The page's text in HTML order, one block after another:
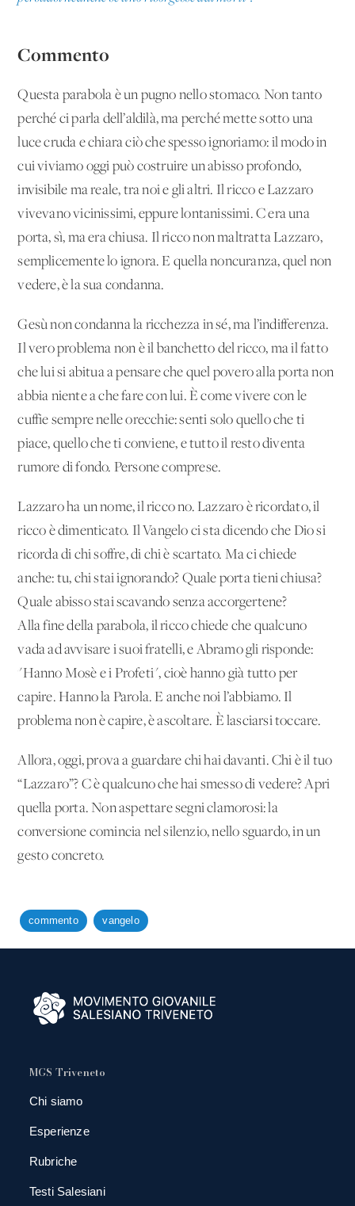
Commento
Questa parabola è un pugno nello stomaco. Non tanto
perché ci parla dell’aldilà, ma perché mette sotto una
luce cruda e chiara ciò che spesso ignoriamo: il modo in
cui viviamo oggi può costruire un abisso profondo,
invisibile ma reale, tra noi e gli altri. Il ricco e Lazzaro
vivevano vicinissimi, eppure lontanissimi. C'era una
porta, sì, ma era chiusa. Il ricco non maltratta Lazzaro,
semplicemente lo ignora. E quella noncuranza, quel non
vedere, è la sua condanna.
Gesù non condanna la ricchezza in sé, ma l’indifferenza.
Il vero problema non è il banchetto del ricco, ma il fatto
che lui si abitua a pensare che quel povero alla porta non
abbia niente a che fare con lui. È come vivere con le
cuffie sempre nelle orecchie: senti solo quello che ti
piace, quello che ti conviene, e tutto il resto diventa
rumore di fondo. Persone comprese.
Lazzaro ha un nome, il ricco no. Lazzaro è ricordato, il
ricco è dimenticato. Il Vangelo ci sta dicendo che Dio si
ricorda di chi soffre, di chi è scartato. Ma ci chiede
anche: tu, chi stai ignorando? Quale porta tieni chiusa?
Quale abisso stai scavando senza accorgertene?
Alla fine della parabola, il ricco chiede che qualcuno
vada ad avvisare i suoi fratelli, e Abramo gli risponde:
"Hanno Mosè e i Profeti", cioè hanno già tutto per
capire. Hanno la Parola. E anche noi l’abbiamo. Il
problema non è capire, è ascoltare. È lasciarsi toccare.
Allora, oggi, prova a guardare chi hai davanti. Chi è il tuo
“Lazzaro”? C'è qualcuno che hai smesso di vedere? Apri
quella porta. Non aspettare segni clamorosi: la
conversione comincia nel silenzio, nello sguardo, in un
gesto concreto.
commento vangelo
MGS Triveneto
Chi siamo
Esperienze
Rubriche
Testi Salesiani